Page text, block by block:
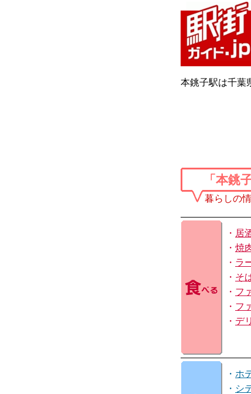
本銚子駅は千葉
「本銚
暮らしの
・ 居
・ 焼
・ ラ
・ そ
・ フ
・ フ
・ デ
・ ホ
・ シ